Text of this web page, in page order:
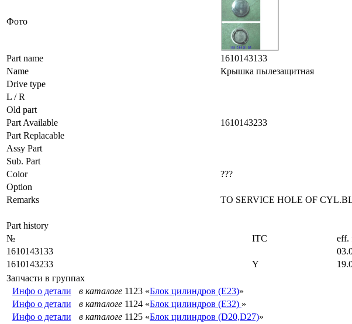
Фото
Part name
1610143133
Name
Крышка пылезащитная
Drive type
L / R
Old part
Part Available
1610143233
Part Replacable
Assy Part
Sub. Part
Color
???
Option
Remarks
TO SERVICE HOLE OF
Part history
№
ITC eff.
1610143133
1610143233
Y
Запчасти в группах
Инфо о детали
в каталоге 1123 «Блок цилиндров (E23)»
Инфо о детали
в каталоге 1124 «Блок цилиндров (E32) »
Инфо о детали
в каталоге 1125 «Блок цилиндров (D20,D27)»